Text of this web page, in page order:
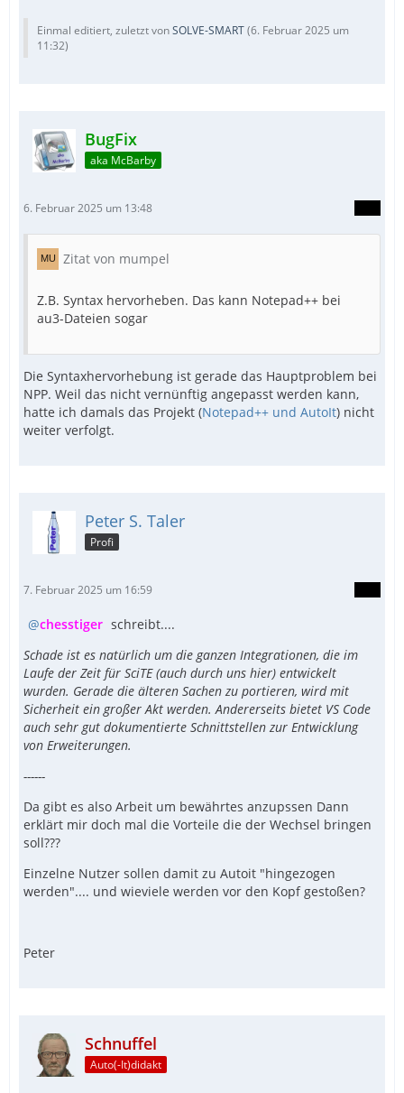
Einmal editiert, zuletzt vonSOLVE-SMART(6. Februar 2025 um
11:32)
BugFix
aka McBarby
6. Februar 2025 um 13:48
Zitat von mumpel
Z.B. Syntax hervorheben. Das kann Notepad++ bei
au3-Dateien sogar
Die Syntaxhervorhebung ist gerade das Hauptproblem bei
NPP. Weil das nicht vernünftig angepasst werden kann,
hatte ich damals das Projekt (Notepad++ und AutoIt) nicht
weiter verfolgt.
Peter S. Taler
Profi
7. Februar 2025 um 16:59
chesstiger schreibt....
Schade ist es natürlich um die ganzen Integrationen, die im
Laufe der Zeit für SciTE (auch durch uns hier) entwickelt
wurden. Gerade die älteren Sachen zu portieren, wird mit
Sicherheit ein großer Akt werden. Andererseits bietet VS Code
auch sehr gut dokumentierte Schnittstellen zur Entwicklung
von Erweiterungen.
------
Da gibt es also Arbeit um bewährtes anzupssen Dann
erklärt mir doch mal die Vorteile die der Wechsel bringen
soll???
Einzelne Nutzer sollen damit zu Autoit "hingezogen
werden".... und wieviele werden vor den Kopf gestoßen?
Peter
Schnuffel
Auto(-It)didakt